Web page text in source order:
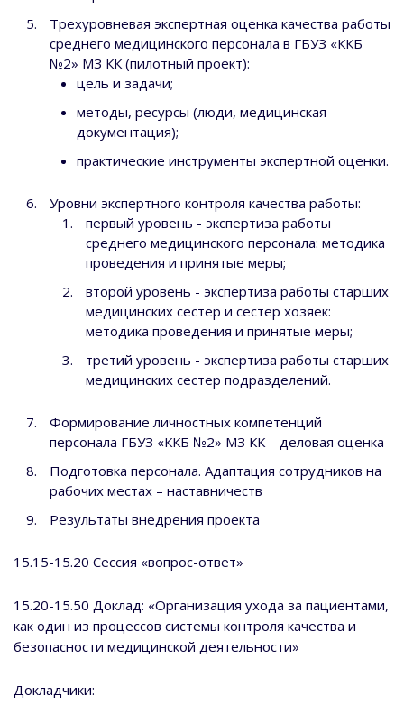
Трехуровневая экспертная оценка качества работы
среднего медицинского персонала в ГБУЗ «ККБ
№2» МЗ КК (пилотный проект):
цель и задачи;
методы, ресурсы (люди, медицинская
документация);
практические инструменты экспертной оценки.
Уровни экспертного контроля качества работы:
первый уровень - экспертиза работы
среднего медицинского персонала: методика
проведения и принятые меры;
второй уровень - экспертиза работы старших
медицинских сестер и сестер хозяек:
методика проведения и принятые меры;
третий уровень - экспертиза работы старших
медицинских сестер подразделений.
Формирование личностных компетенций
персонала ГБУЗ «ККБ №2» МЗ КК – деловая оценка
Подготовка персонала. Адаптация сотрудников на
рабочих местах – наставничеств
Результаты внедрения проекта
15.15-15.20 Сессия «вопрос-ответ»
15.20-15.50 Доклад: «Организация ухода за пациентами,
как один из процессов системы контроля качества и
безопасности медицинской деятельности»
Докладчики: